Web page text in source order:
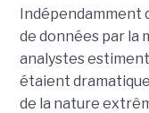
Indépendamment
de données par la
analystes
étaient
de la nature